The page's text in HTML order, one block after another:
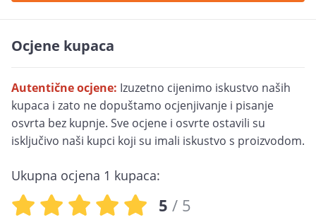
Ocjene kupaca
Autentične ocjene: Izuzetno cijenimo iskustvo naših
kupaca i zato ne dopuštamo ocjenjivanje i pisanje
osvrta bez kupnje. Sve ocjene i osvrte ostavili su
isključivo naši kupci koji su imali iskustvo s proizvodom.
Ukupna ocjena 1 kupaca:
5 / 5